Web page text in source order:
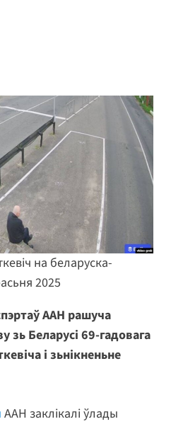
на беларуска-
2025
ААН рашуча
зь Беларусі 69-гадовага
і зьнікненьне
ААН заклікалі ўлады